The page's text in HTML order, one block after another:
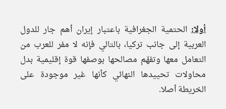
أولا: الحتمية الجغرافية باعتبار إيران أهم جار للدول
العربية إلى جانب تركيا، بالتالي فإنه لا مفر للعرب من
التعامل معها وتفهّم مصالحها بوصفها قوة إقليمية بدل
محاولات تحييدها النهائي كأنها غير موجودة على
الخريطة أصلا.